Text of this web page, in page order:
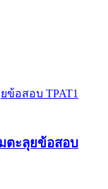
ตะลุยข้อสอบ